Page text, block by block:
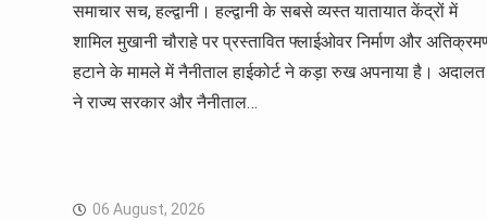
समाचार सच, हल्द्वानी। हल्द्वानी के सबसे व्यस्त यातायात केंद्रों में
शामिल मुखानी चौराहे पर प्रस्तावित फ्लाईओवर निर्माण और
हटाने के मामले में नैनीताल हाईकोर्ट ने कड़ा रुख अपनाया है। अदालत
ने राज्य सरकार और नैनीताल…
06 August, 2026